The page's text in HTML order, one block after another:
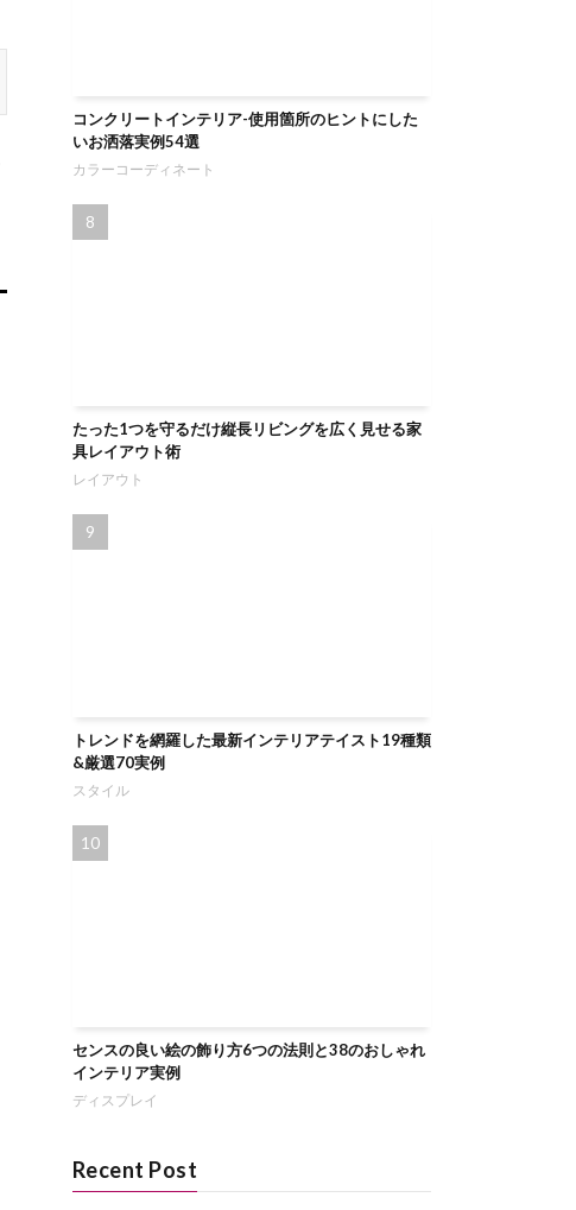
コンクリートインテリア-使用箇所のヒントにした
いお洒落実例54選
カラーコーディネート
たった1つを守るだけ縦長リビングを広く見せる家
具レイアウト術
レイアウト
トレンドを網羅した最新インテリアテイスト19種類
&厳選70実例
スタイル
センスの良い絵の飾り方6つの法則と38のおしゃれ
インテリア実例
ディスプレイ
Recent Post